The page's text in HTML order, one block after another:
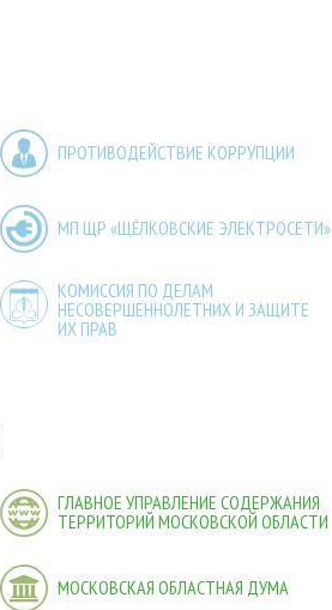
ПРОТИВОДЕЙСТВИЕ КОРРУПЦИИ
МП ЩР «ЩЁЛКОВСКИЕ ЭЛЕКТРОСЕТИ»
КОМИССИЯ ПО ДЕЛАМ
НЕСОВЕРШЕННОЛЕТНИХ И ЗАЩИТЕ
ИХ ПРАВ
ГЛАВНОЕ УПРАВЛЕНИЕ СОДЕРЖАНИЯ
ТЕРРИТОРИЙ МОСКОВСКОЙ ОБЛАСТИ
МОСКОВСКАЯ ОБЛАСТНАЯ ДУМА